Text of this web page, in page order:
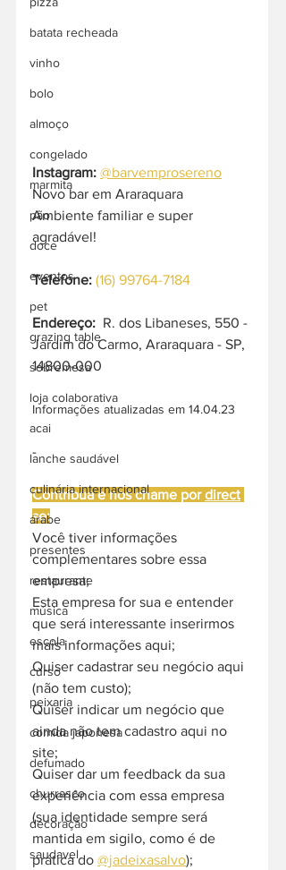
batata recheada
vinho
bolo
almoço
congelado
marmita
pão
doce
eventos
pet
grazing table
sobremesa
loja colaborativa
acai
lanche saudável
culinária internacional
árabe
presentes
restaurante
música
escola
curso
peixaria
comida japonesa
defumado
churrasco
decoração
saudavel
Instagram: @barvemprosereno
Novo bar em Araraquara
Ambiente familiar e super
agradável!
Telefone: (16) 99764-7184
Endereço:
  R. dos Libaneses, 550 -
Jardim do Carmo, Araraquara - SP,
14800-000
Informações atualizadas em 14.04.23
-
Contribua e nos chame por direct
se:
Você tiver informações
complementares sobre essa
empresa;
Esta empresa for sua e entender
que será interessante inserirmos
mais informações aqui;
Quiser cadastrar seu negócio aqui
(não tem custo);
Quiser indicar um negócio que
ainda não tem cadastro aqui no
site;
Quiser dar um feedback da sua
experiência com essa empresa
(sua identidade sempre será
mantida em sigilo, como é de
prática do @jadeixasalvo);